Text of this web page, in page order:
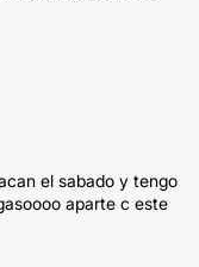
el sabado y tengo
aparte c este